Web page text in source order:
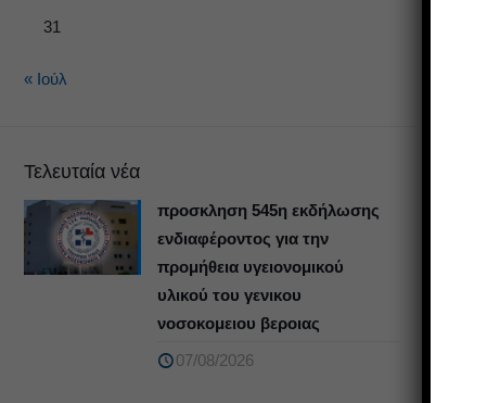
31
« Ιούλ
Τελευταία νέα
προσκληση 545η εκδήλωσης
ενδιαφέροντος για την
προμήθεια υγειονομικού
υλικού του γενικου
νοσοκομειου βεροιας
07/08/2026